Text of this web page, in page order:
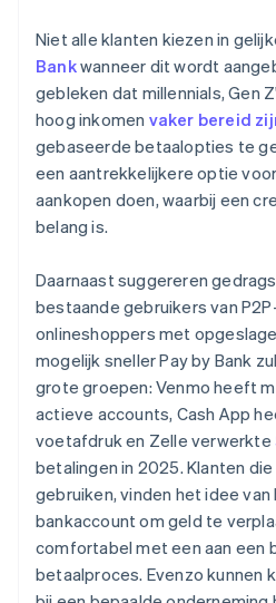
Niet alle klanten kiezen in
Bankwanneer dit wordt
gebleken dat millennials, Gen
hoog inkomen vaker bereid
gebaseerde betaalopties te
een aantrekkelijkere optie
aankopen doen, waarbij een
belang is.
Daarnaast suggereren
bestaande gebruikers van
onlineshoppers met
mogelijk sneller Pay by Bank
grote groepen: Venmo heeft
actieve accounts, Cash App
voetafdruk en Zelle verwerkte
betalingen in 2025. Klanten
gebruiken, vinden het idee
bankaccount om geld te
comfortabel met een aan een
betaalproces. Evenzo kunnen